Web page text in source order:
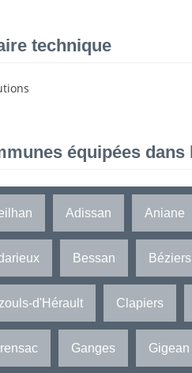
technique
équipées dans
Adissan Aniane
Bessan Béziers
d'Hérault Clapiers
Ganges Gigean